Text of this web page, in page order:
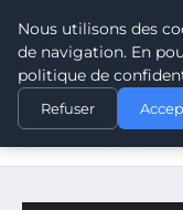
CLIMATE
ACCUEIL
COTON
Nous utilisons des
de navigation. En
politique de
Refuser